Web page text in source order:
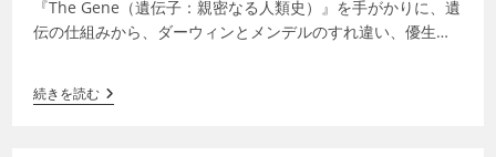
『The Gene（遺伝子：親密なる人類史）』を手がかりに、遺
伝の仕組みから、ダーウィンとメンデルのすれ違い、優生思
続きを読む